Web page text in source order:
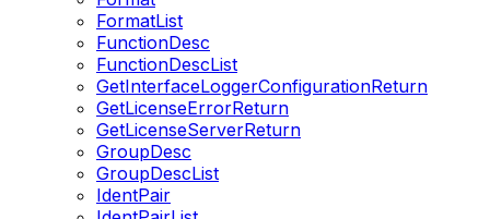
FormatList
FunctionDesc
FunctionDescList
GetInterfaceLoggerConfigurationReturn
GetLicenseErrorReturn
GetLicenseServerReturn
GroupDesc
GroupDescList
IdentPair